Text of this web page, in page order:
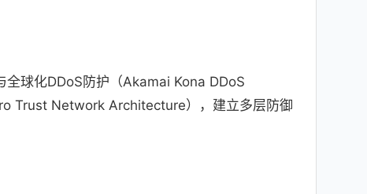
全球化DDoS防护（Akamai Kona DDoS
Trust Network Architecture），建立多层防御